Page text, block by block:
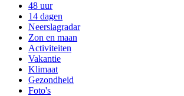
48 uur
14 dagen
Neerslagradar
Zon en maan
Activiteiten
Vakantie
Klimaat
Gezondheid
Foto's